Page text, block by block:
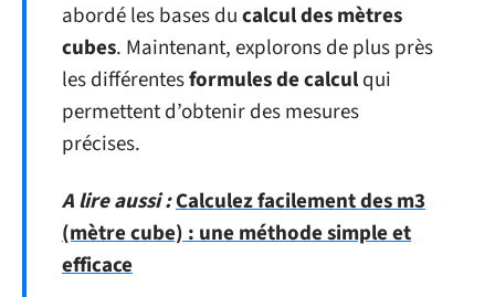
abordé les bases ducalcul des mètres
cubes. Maintenant, explorons de plus près
les différentesformules de calculqui
permettent d’obtenir des mesures
précises.
A lire aussi :Calculez facilement des m3
(mètre cube) : une méthode simple et
efficace